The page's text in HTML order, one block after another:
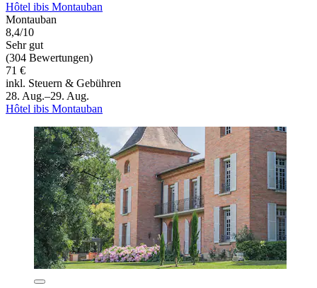
Hôtel ibis Montauban
Montauban
8,4/10
Sehr gut
(304 Bewertungen)
71 €
inkl. Steuern & Gebühren
28. Aug.–29. Aug.
Hôtel ibis Montauban